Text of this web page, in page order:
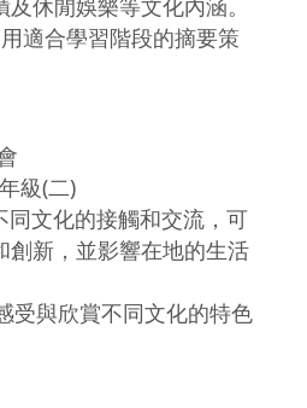
休閒娛樂等文化內涵。
適合學習階段的摘要策
級(二)
同文化的接觸和交流，可
創新，並影響在地的生活
受與欣賞不同文化的特色